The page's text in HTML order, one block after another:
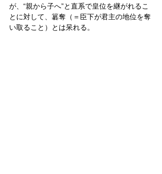
が、“親から子へ”と直系で皇位を継がれるこ
とに対して、簒奪（＝臣下が君主の地位を奪
い取ること）とは呆れる。